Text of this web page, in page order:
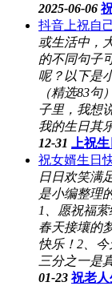
2025-06-06
抖音上祝自
或生活中，
的不同句子
呢？以下是
（精选83
子里，我想
我的生日其
12-31
上祝
祝女婿生日
日日欢笑满
是小编整理
1、愿祝福
春天接壤的
快乐！2、
三分之一是
01-23 祝老